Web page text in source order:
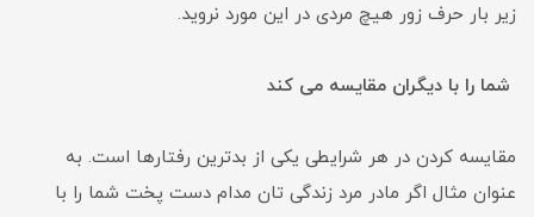
زیر بار حرف زور هیچ مردی در این مورد نروید.
شما را با دیگران مقایسه می کند
مقایسه کردن در هر شرایطی یکی از بدترین رفتارها است. به
عنوان مثال اگر مادر مرد زندگی تان مدام دست پخت شما را با